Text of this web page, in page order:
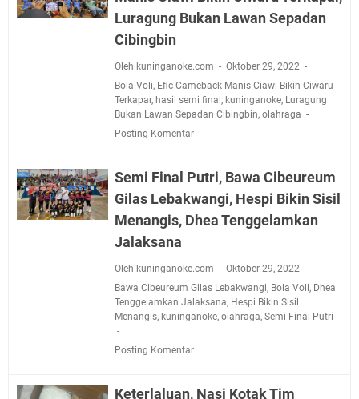
Luragung Bukan Lawan Sepadan
Cibingbin
Oleh kuninganoke.com
Oktober 29, 2022
Bola Voli, Efic Cameback Manis Ciawi Bikin Ciwaru
Terkapar, hasil semi final , kuninganoke, Luragung
Bukan Lawan Sepadan Cibingbin, olahraga
Posting Komentar
Semi Final Putri, Bawa Cibeureum
Gilas Lebakwangi, Hespi Bikin Sisil
Menangis, Dhea Tenggelamkan
Jalaksana
Oleh kuninganoke.com
Oktober 29, 2022
Bawa Cibeureum Gilas Lebakwangi, Bola Voli, Dhea
Tenggelamkan Jalaksana, Hespi Bikin Sisil
Menangis, kuninganoke, olahraga, Semi Final Putri
Posting Komentar
Keterlaluan, Nasi Kotak Tim